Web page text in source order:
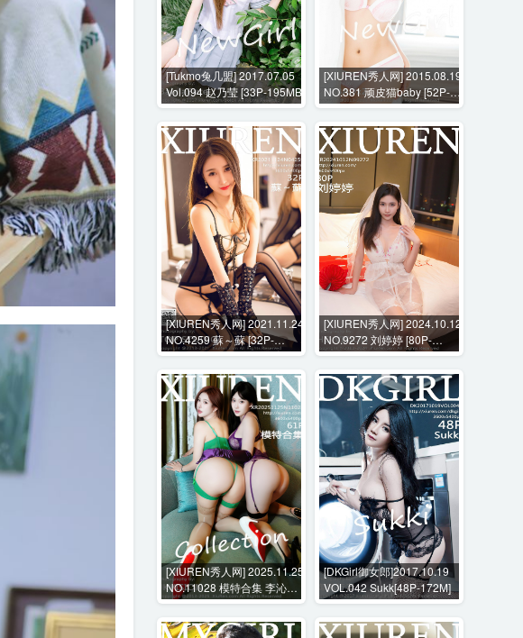
[Tukmo兔几盟] 2017.07.05
Vol.094 赵乃莹 [33P-195MB]
[XIUREN秀人网] 2015.08.19
NO.381 顽皮猫baby [52P-
278MB]
[XIUREN秀人网] 2021.11.24
NO.4259 蘇～蘇 [32P-
311MB]
[XIUREN秀人网] 2024.10.12
NO.9272 刘婷婷 [80P-
772MB]
[XIUREN秀人网] 2025.11.25
NO.11028 模特合集 李沁恩
lrene 金允希Yuki [61P-
983MB]
[DKGirl御女郎]2017.10.19
VOL.042 Sukk[48P-172M]